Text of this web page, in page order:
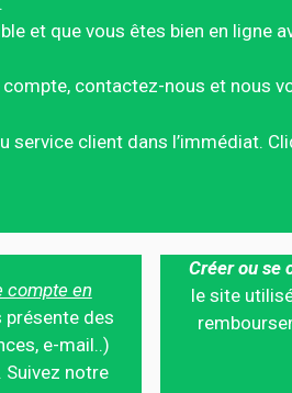
et que vous êtes bien en ligne
contactez-nous et nous
service client dans l’immédiat.
compte en
présente des
e-mail..)
Suivez notre
Créer ou se
le site